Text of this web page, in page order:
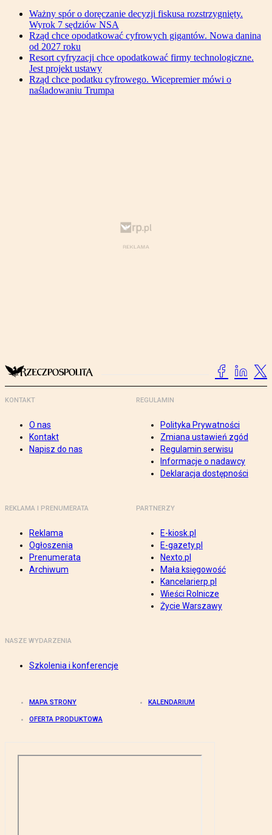
Ważny spór o doręczanie decyzji fiskusa rozstrzygnięty.
Wyrok 7 sędziów NSA
Rząd chce opodatkować cyfrowych gigantów. Nowa danina
od 2027 roku
Resort cyfryzacji chce opodatkować firmy technologiczne.
Jest projekt ustawy
Rząd chce podatku cyfrowego. Wicepremier mówi o
naśladowaniu Trumpa
KONTAKT
O nas
Kontakt
Napisz do nas
REGULAMIN
Polityka Prywatności
Zmiana ustawień zgód
Regulamin serwisu
Informacje o nadawcy
Deklaracja dostępności
REKLAMA I PRENUMERATA
Reklama
Ogłoszenia
Prenumerata
Archiwum
PARTNERZY
E-kiosk.pl
E-gazety.pl
Nexto.pl
Mała księgowość
Kancelarierp.pl
Wieści Rolnicze
Życie Warszawy
NASZE WYDARZENIA
Szkolenia i konferencje
MAPA STRONY KALENDARIUM
OFERTA PRODUKTOWA